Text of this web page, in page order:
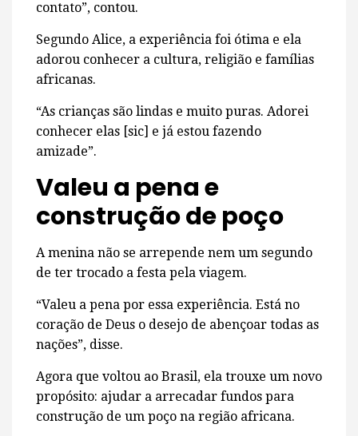
contato”, contou.
Segundo Alice, a experiência foi ótima e ela
adorou conhecer a cultura, religião e famílias
africanas.
“As crianças são lindas e muito puras. Adorei
conhecer elas [sic] e já estou fazendo
amizade”.
Valeu a pena e
construção de poço
A menina não se arrepende nem um segundo
de ter trocado a festa pela viagem.
“Valeu a pena por essa experiência. Está no
coração de Deus o desejo de abençoar todas as
nações”, disse.
Agora que voltou ao Brasil, ela trouxe um novo
propósito: ajudar a arrecadar fundos para
construção de um poço na região africana.